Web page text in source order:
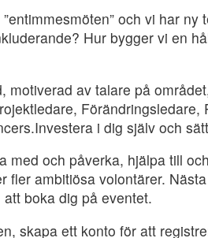
och vi har
Hur bygger vi en
motiverad av talare på
Förändringsledare,
i dig själv och
med och påverka, hjälpa till
fler ambitiösa volontärer.
boka dig på eventet.
skapa ett konto för att